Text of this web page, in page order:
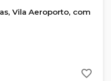
Vila Aeroporto, com